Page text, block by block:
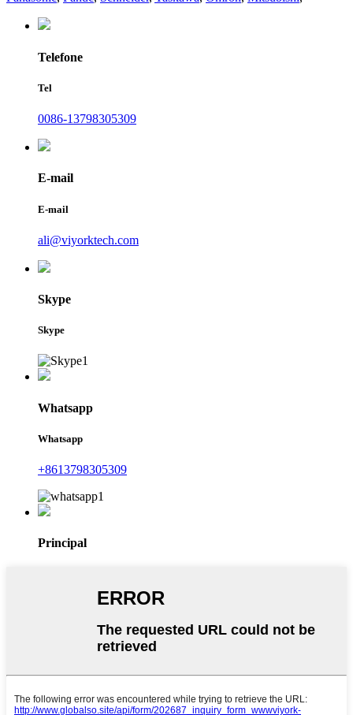
Telefone
Tel
0086-13798305309
E-mail
E-mail
ali@viyorktech.com
Skype
Skype
Whatsapp
Whatsapp
+8613798305309
Principal